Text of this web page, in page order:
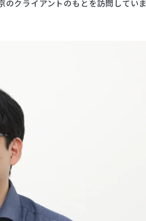
クライアントのもとを訪問していま